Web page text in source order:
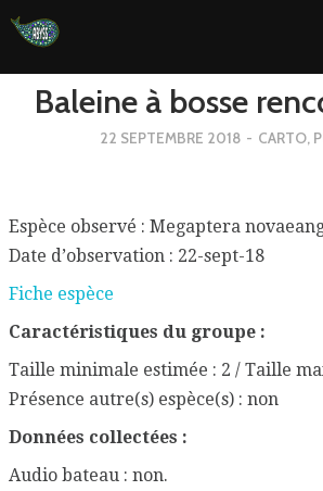
To Blog
Baleine à bosse
22 SEPTEMBRE 2018 - CARTO,
Espèce observé : Megaptera
Date d’observation : 22-sept-18
Fiche espèce
Caractéristiques du groupe :
Taille minimale estimée : 2 / Taille
Présence autre(s) espèce(s) : non
Données collectées :
Audio bateau : non.